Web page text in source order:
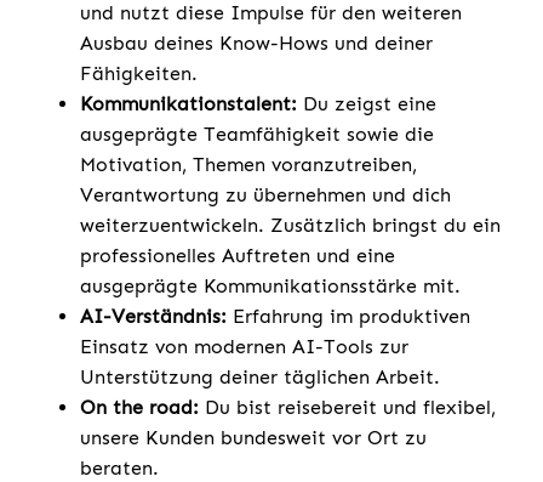
und nutzt diese Impulse für den weiteren
Ausbau deines Know-Hows und deiner
Fähigkeiten.
Kommunikationstalent: Du zeigst eine
ausgeprägte Teamfähigkeit sowie die
Motivation, Themen voranzutreiben,
Verantwortung zu übernehmen und dich
weiterzuentwickeln. Zusätzlich bringst du ein
professionelles Auftreten und eine
ausgeprägte Kommunikationsstärke mit.
AI-Verständnis: Erfahrung im produktiven
Einsatz von modernen AI-Tools zur
Unterstützung deiner täglichen Arbeit.
On the road: Du bist reisebereit und flexibel,
unsere Kunden bundesweit vor Ort zu
beraten.